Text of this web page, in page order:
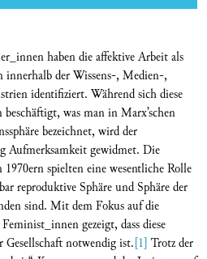
haben die affektive Arbeit als
innerhalb der Wissens-, Medien-,
identifiziert. Während sich diese
was man in Marx’schen
bezeichnet, wird der
Aufmerksamkeit gewidmet. Die
spielten eine wesentliche Rolle
reproduktive Sphäre und Sphäre der
sind. Mit dem Fokus auf die
gezeigt, dass diese
notwendig ist.[1] Trotz der